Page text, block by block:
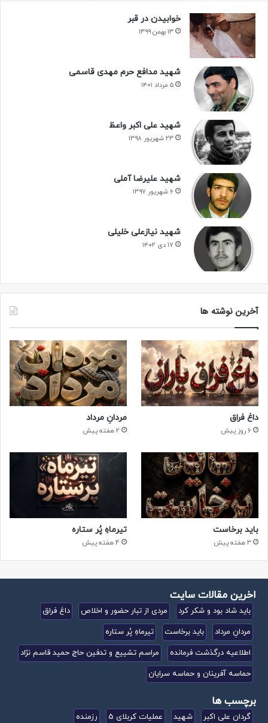
خوابیدن در قبر
۱۳ بهمن ۱۳۹۹
شهید مدافع حرم مهدی قاسمی
۵ مرداد ۱۴۰۱
شهید علی اکبر واعظ
۲۳ شهریور ۱۳۹۸
شهید علیرضا آملی
۶ شهریور ۱۳۹۷
شهید نیازعلی خلیلی
۱۷ دی ۱۴۰۲
آخرین نوشته ها
داغ فراق
6 روز پیش
مردانِ مرداد
2 هفته پیش
باید برخاست
3 هفته پیش
تیرماهِ پُر ستاره
4 هفته پیش
اخرین مقالات سایت
باید شاد بود و شکر کرد مردی از تبار حضور و اخلاص
داغ فراق
مردانِ مرداد
باید برخاست
تیرماهِ پُر ستاره
اطلاعیه درگذشت فرمانده
مراسم تشییع و تدفین حاج حمید قاسم نژاد
حماسه آفرینان و حماسه سرایان
برچسب ها
گردان علی اکبر شهید عملیات کربلای 5 رزمنده